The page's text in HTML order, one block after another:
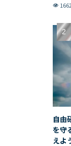
1662
自由
を守
えよ